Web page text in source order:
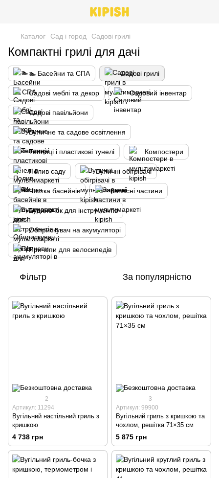
Каталог Сад і город Садові грилі
Компактні грилі для дачі
🏊 Басейни та СПА Садові грилі
Садові меблі та декор Садовий інвентар
Садові павільйони
Вуличне та садове освітлення
Теплиці і пластикові тунелі Компостери
Полив саду Вуличні обігрівачі
Чистка басейнів Запасні частини
Будиночок для інструментів
Обприскувач на акумуляторі
Причепи для велосипедів
Фільтр За популярністю
2
Артикул: 11294
Вугільний настільний гриль з
кришкою
4 738 грн
3
Артикул: 99900
Вугільний гриль з кришкою та
чохлом, решітка 71×35 см
5 875 грн